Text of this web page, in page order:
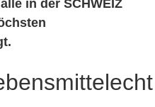
in der SCHWEIZ